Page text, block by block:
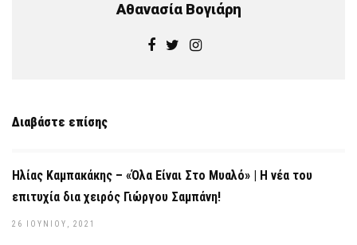
Αθανασία Βογιάρη
Διαβάστε επίσης
Ηλίας Καμπακάκης – «Όλα Είναι Στο Μυαλό» | Η νέα του
επιτυχία δια χειρός Γιώργου Σαμπάνη!
26 ΙΟΥΝΊΟΥ, 2021